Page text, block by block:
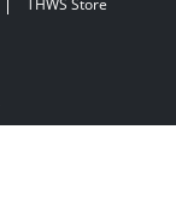
THWS Store